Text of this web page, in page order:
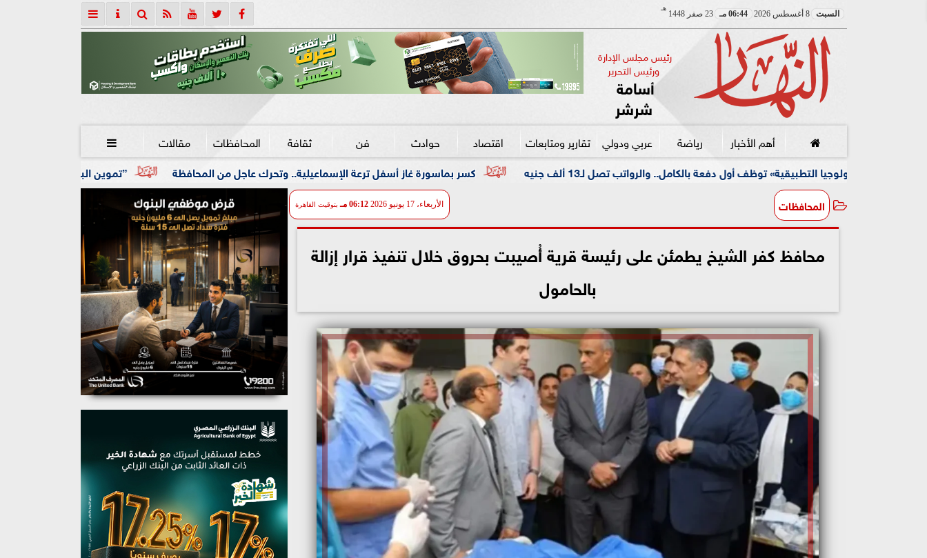
السبت 8 أغسطس 2026 06:44 مـ 23 صفر 1448
هـ
رئيس مجلس الإدارة
ورئيس التحرير
أسامة
شرشر
أهم الأخبار رياضة عربي ودولي تقارير ومتابعات اقتصاد حوادث فن ثقافة المحافظات مقالات 
”تموين البحيرة”: ضبط 2707 مخالفات تموينية متنوعة فى حملات رقابية خلال يوليو الماضي كسر بماسورة غاز أسفل ترعة الإسماعيلية.. وتحرك عاجل من المحافظة التطبيقية» توظف أول دفعة بالكامل.. والرواتب تصل لـ13 ألف جنيه
المحافظات الأربعاء، 17 يونيو 2026 06:12 مـ بتوقيت القاهرة
محافظ كفر الشيخ يطمئن على رئيسة قرية أُصيبت بحروق خلال تنفيذ قرار إزالة
بالحامول